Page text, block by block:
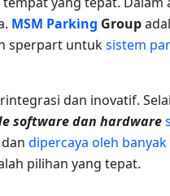
MSM Parking Group
sperpart untuksistem
dan inovatif.
software dan hardware
dipercaya oleh banyak
pilihan yang tepat.